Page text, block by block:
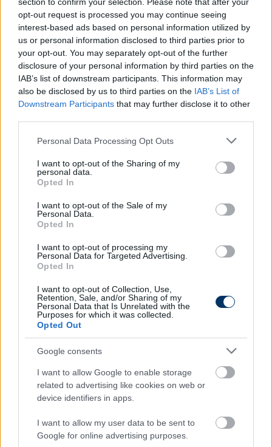
opt-out request is processed you may continue seeing
interest-based ads based on personal information utilized by
us or personal information disclosed to third parties prior to
your opt-out. You may separately opt-out of the further
disclosure of your personal information by third parties on the
IAB’s list of downstream participants. This information may
also be disclosed by us to third parties on the IAB’s List of
Downstream Participants that may further disclose it to other
Please note that this website/app uses one or more Google
not limited to your visit or usage behaviour. You may click to
grant or deny consent to Google and its third-party tags to
use your data for below specified purposes in below Google
consent section.
Personal Data Processing Opt Outs
I want to opt-out of the Sharing of my
personal data.
Opted In
I want to opt-out of the Sale of my
Personal Data.
Opted In
I want to opt-out of processing my
Personal Data for Targeted Advertising.
Opted In
I want to opt-out of Collection, Use,
Retention, Sale, and/or Sharing of my
Personal Data that Is Unrelated with the
Purposes for which it was collected.
Opted Out
Google consents
I want to allow Google to enable storage
related to advertising like cookies on web or
device identifiers in apps.
I want to allow my user data to be sent to
Google for online advertising purposes.
Ez mindenképpen elgondolkodtató, de a lényeg az,
hogy továbbjutottunk, ebben a meccsben csak ez a
pozitívum volt. Egy ilyen csapatnak, mint a Vidi, be
kell darálni az ellenfelét, nincs mese, helyzeteket kell
kialakítani. Az első félidőben talán egy helyzetet
alakítottunk ki.... Mostanában ezzel picit hadilábon
állunk, de már az elmúlt időszakban is sokat
dolgoztunk ezen és a hátralévő másfél hét, valamint
előrelépjünk. Most az a fontos, hogy
fordulójában.
öngóllal győzte le a tíz emberrel küzdő
Szegedet - videó